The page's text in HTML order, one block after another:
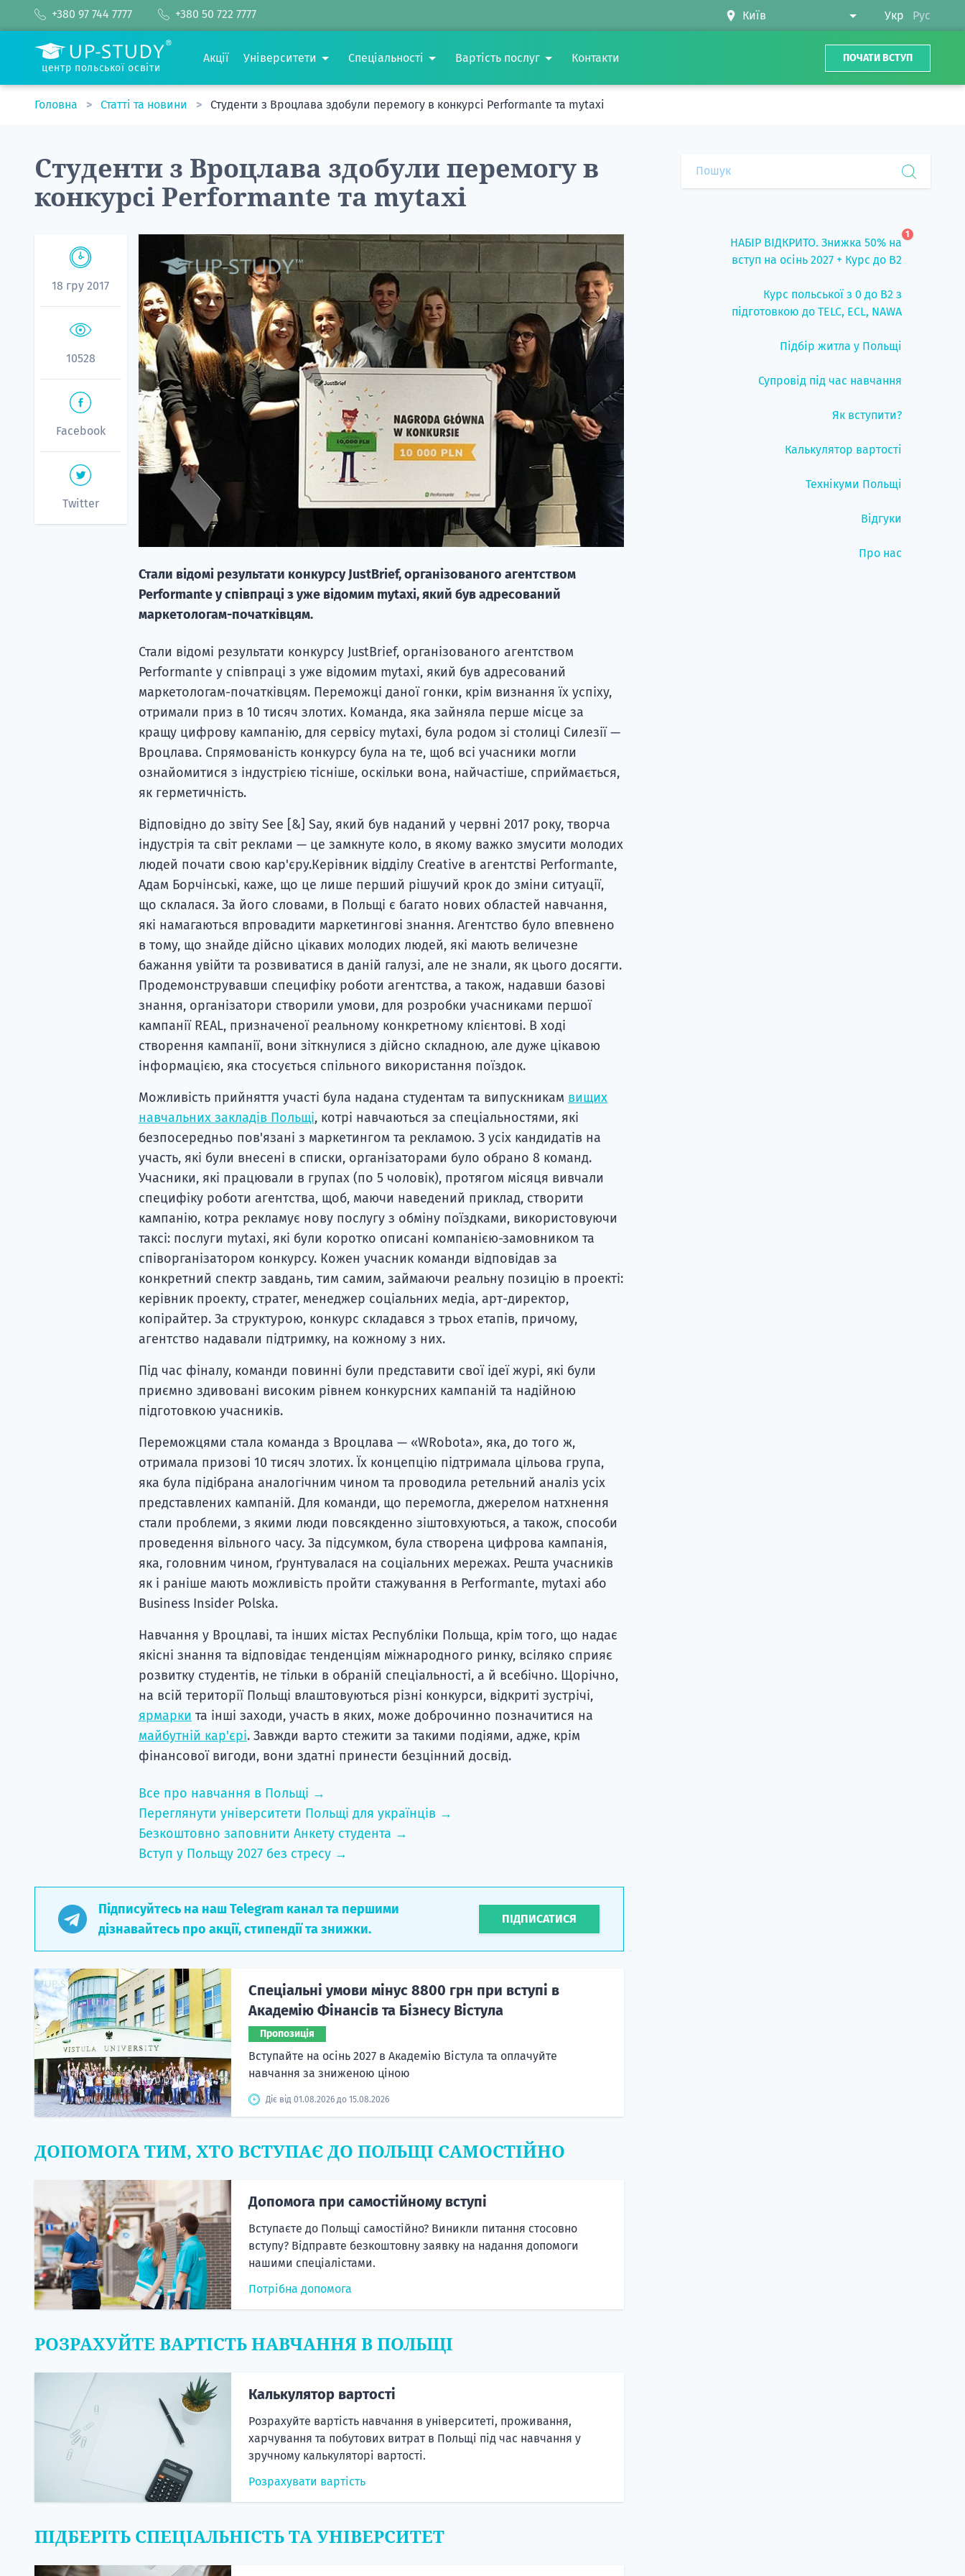
+380 97 744 7777 +380 50 722 7777 Укр Рус
центр польської освіти
Акції Університети Спеціальності Вартість послуг Контакти ПОЧАТИ ВСТУП
Головна Статті та новини Студенти з Вроцлава здобули перемогу в конкурсі Performante та mytaxi
Студенти з Вроцлава здобули перемогу в
конкурсі Performante та mytaxi
18 гру 2017
10528
Facebook
Twitter
Стали відомі результати конкурсу JustBrief, організованого агентством
Performante у співпраці з уже відомим mytaxi, який був адресований
маркетологам-початківцям.
Стали відомі результати конкурсу JustBrief, організованого агентством
Performante у співпраці з уже відомим mytaxi, який був адресований
маркетологам-початківцям. Переможці даної гонки, крім визнання їх успіху,
отримали приз в 10 тисяч злотих. Команда, яка зайняла перше місце за
кращу цифрову кампанію, для сервісу mytaxi, була родом зі столиці Силезії —
Вроцлава. Спрямованість конкурсу була на те, щоб всі учасники могли
ознайомитися з індустрією тісніше, оскільки вона, найчастіше, сприймається,
як герметичність.
Відповідно до звіту See [&] Say, який був наданий у червні 2017 року, творча
індустрія та світ реклами — це замкнуте коло, в якому важко змусити молодих
людей почати свою кар'єру.Керівник відділу Creative в агентстві Performante,
Адам Борчінські, каже, що це лише перший рішучий крок до зміни ситуації,
що склалася. За його словами, в Польщі є багато нових областей навчання,
які намагаються впровадити маркетингові знання. Агентство було впевнено
в тому, що знайде дійсно цікавих молодих людей, які мають величезне
бажання увійти та розвиватися в даній галузі, але не знали, як цього досягти.
Продемонструвавши специфіку роботи агентства, а також, надавши базові
знання, організатори створили умови, для розробки учасниками першої
кампанії REAL, призначеної реальному конкретному клієнтові. В ході
створення кампанії, вони зіткнулися з дійсно складною, але дуже цікавою
інформацією, яка стосується спільного використання поїздок.
Можливість прийняття участі була надана студентам та випускникам вищих
навчальних закладів Польщі, котрі навчаються за спеціальностями, які
безпосередньо пов'язані з маркетингом та рекламою. З усіх кандидатів на
участь, які були внесені в списки, організаторами було обрано 8 команд.
Учасники, які працювали в групах (по 5 чоловік), протягом місяця вивчали
специфіку роботи агентства, щоб, маючи наведений приклад, створити
кампанію, котра рекламує нову послугу з обміну поїздками, використовуючи
таксі: послуги mytaxi, які були коротко описані компанією-замовником та
співорганізатором конкурсу. Кожен учасник команди відповідав за
конкретний спектр завдань, тим самим, займаючи реальну позицію в проекті:
керівник проекту, стратег, менеджер соціальних медіа, арт-директор,
копірайтер. За структурою, конкурс складався з трьох етапів, причому,
агентство надавали підтримку, на кожному з них.
Під час фіналу, команди повинні були представити свої ідеї журі, які були
приємно здивовані високим рівнем конкурсних кампаній та надійною
підготовкою учасників.
Переможцями стала команда з Вроцлава — «WRobota», яка, до того ж,
отримала призові 10 тисяч злотих. Їх концепцію підтримала цільова група,
яка була підібрана аналогічним чином та проводила ретельний аналіз усіх
представлених кампаній. Для команди, що перемогла, джерелом натхнення
стали проблеми, з якими люди повсякденно зіштовхуються, а також, способи
проведення вільного часу. За підсумком, була створена цифрова кампанія,
яка, головним чином, ґрунтувалася на соціальних мережах. Решта учасників
як і раніше мають можливість пройти стажування в Performante, mytaxi або
Business Insider Polska.
Навчання у Вроцлаві, та інших містах Республіки Польща, крім того, що надає
якісні знання та відповідає тенденціям міжнародного ринку, всіляко сприяє
розвитку студентів, не тільки в обраній спеціальності, а й всебічно. Щорічно,
на всій території Польщі влаштовуються різні конкурси, відкриті зустрічі,
ярмарки та інші заходи, участь в яких, може доброчинно позначитися на
майбутній кар'єрі. Завжди варто стежити за такими подіями, адже, крім
фінансової вигоди, вони здатні принести безцінний досвід.
Все про навчання в Польщі →
Переглянути університети Польщі для українців →
Безкоштовно заповнити Анкету студента →
Вступ у Польщу 2027 без стресу →
Підписуйтесь на наш Telegram канал та першими
дізнавайтесь про акції, стипендії та знижки.
ПІДПИСАТИСЯ
Спеціальні умови мінус 8800 грн при вступі в
Академію Фінансів та Бізнесу Вістула
Пропозиція
Вступайте на осінь 2027 в Академію Вістула та оплачуйте
навчання за зниженою ціною
Діє від 01.08.2026 до 15.08.2026
ДОПОМОГА ТИМ, ХТО ВСТУПАЄ ДО ПОЛЬЩІ САМОСТІЙНО
Допомога при самостійному вступі
Вступаєте до Польщі самостійно? Виникли питання стосовно
вступу? Відправте безкоштовну заявку на надання допомоги
нашими спеціалістами.
Потрібна допомога
РОЗРАХУЙТЕ ВАРТІСТЬ НАВЧАННЯ В ПОЛЬЩІ
Калькулятор вартості
Розрахуйте вартість навчання в університеті, проживання,
харчування та побутових витрат в Польщі під час навчання у
зручному калькуляторі вартості.
Розрахувати вартість
ПІДБЕРІТЬ СПЕЦІАЛЬНІСТЬ ТА УНІВЕРСИТЕТ
НАБІР ВІДКРИТО. Знижка 50% на
вступ на осінь 2027 + Курс до B2
1
Курс польської з 0 до B2 з
підготовкою до TELC, ECL, NAWA
Підбір житла у Польщі
Супровід під час навчання
Як вступити?
Калькулятор вартості
Технікуми Польщі
Відгуки
Про нас